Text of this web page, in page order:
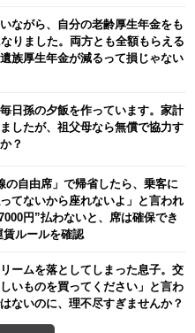
ながら、自分の老齢厚生年金をも
りました。両方とも全額もらえる
族厚生年金が減るって損じゃない
日孫の夕飯を作っています。家計
したが、祖父母なら無償で協力す
？
の自由席」で帰省したら、乗客に
てないから座れないよ」と言われ
円”払わないと、席は確保でき
賃ルールを確認
ームを落としてしまった息子。交
いものを買ってください」と言わ
ないのに、理不尽すぎませんか？